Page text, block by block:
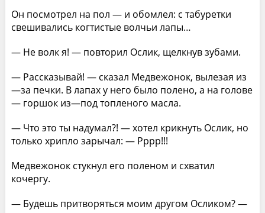
Он посмотрел на пол — и обомлел: с табуретки
свешивались когтистые волчьи лапы…
— Не волк я! — повторил Ослик, щелкнув зубами.
— Рассказывай! — сказал Медвежонок, вылезая из
—за печки. В лапах у него было полено, а на голове
— горшок из—под топленого масла.
— Что это ты надумал?! — хотел крикнуть Ослик, но
только хрипло зарычал: — Рррр!!!
Медвежонок стукнул его поленом и схватил
кочергу.
— Будешь притворяться моим другом Осликом? —